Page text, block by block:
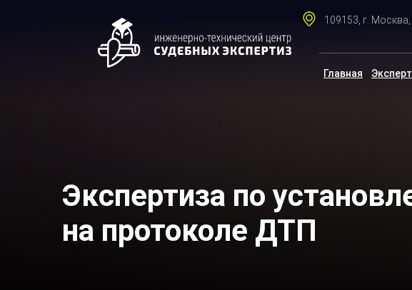
109153, г.
Главная
Экспертиза по
на протоколе ДТП